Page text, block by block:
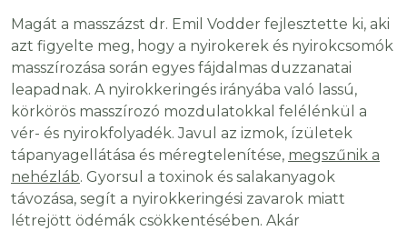
Magát a masszázst dr. Emil Vodder fejlesztette ki, aki
azt figyelte meg, hogy a nyirokerek és nyirokcsomók
masszírozása során egyes fájdalmas duzzanatai
leapadnak. A nyirokkeringés irányába való lassú,
körkörös masszírozó mozdulatokkal felélénkül a
vér- és nyirokfolyadék. Javul az izmok, ízületek
tápanyagellátása és méregtelenítése, megszűnik a
nehézláb. Gyorsul a toxinok és salakanyagok
távozása, segít a nyirokkeringési zavarok miatt
létrejött ödémák csökkentésében. Akár